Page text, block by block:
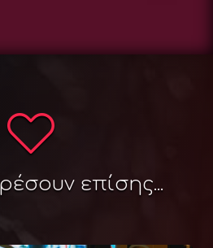
επίσης...